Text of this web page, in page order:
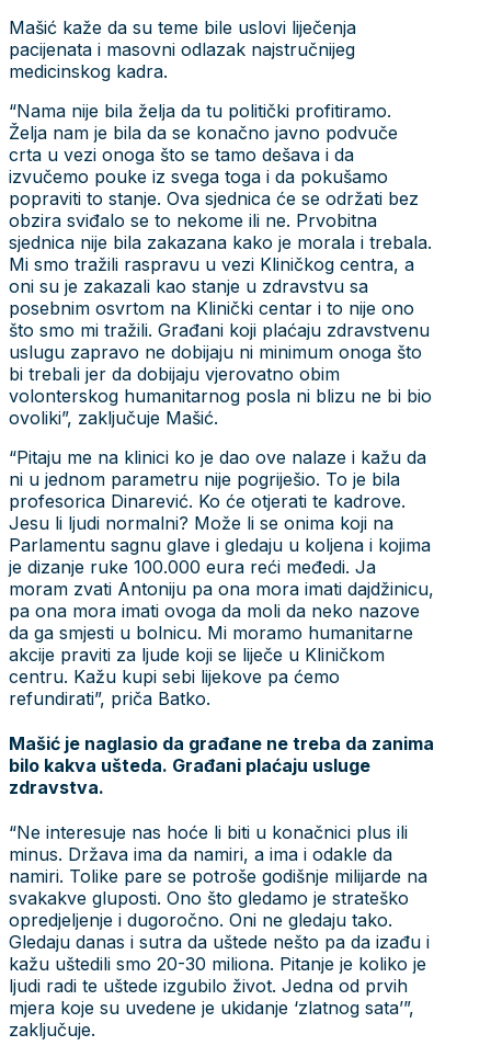
Mašić kaže da su teme bile uslovi liječenja
pacijenata i masovni odlazak najstručnijeg
medicinskog kadra.
“Nama nije bila želja da tu politički profitiramo.
Želja nam je bila da se konačno javno podvuče
crta u vezi onoga što se tamo dešava i da
izvučemo pouke iz svega toga i da pokušamo
popraviti to stanje. Ova sjednica će se održati bez
obzira sviđalo se to nekome ili ne. Prvobitna
sjednica nije bila zakazana kako je morala i trebala.
Mi smo tražili raspravu u vezi Kliničkog centra, a
oni su je zakazali kao stanje u zdravstvu sa
posebnim osvrtom na Klinički centar i to nije ono
što smo mi tražili. Građani koji plaćaju zdravstvenu
uslugu zapravo ne dobijaju ni minimum onoga što
bi trebali jer da dobijaju vjerovatno obim
volonterskog humanitarnog posla ni blizu ne bi bio
ovoliki”, zaključuje Mašić.
“Pitaju me na klinici ko je dao ove nalaze i kažu da
ni u jednom parametru nije pogriješio. To je bila
profesorica Dinarević. Ko će otjerati te kadrove.
Jesu li ljudi normalni? Može li se onima koji na
Parlamentu sagnu glave i gledaju u koljena i kojima
je dizanje ruke 100.000 eura reći međedi. Ja
moram zvati Antoniju pa ona mora imati dajdžinicu,
pa ona mora imati ovoga da moli da neko nazove
da ga smjesti u bolnicu. Mi moramo humanitarne
akcije praviti za ljude koji se liječe u Kliničkom
centru. Kažu kupi sebi lijekove pa ćemo
refundirati”, priča Batko.
Mašić je naglasio da građane ne treba da zanima
bilo kakva ušteda. Građani plaćaju usluge
zdravstva.
“Ne interesuje nas hoće li biti u konačnici plus ili
minus. Država ima da namiri, a ima i odakle da
namiri. Tolike pare se potroše godišnje milijarde na
svakakve gluposti. Ono što gledamo je strateško
opredjeljenje i dugoročno. Oni ne gledaju tako.
Gledaju danas i sutra da uštede nešto pa da izađu i
kažu uštedili smo 20-30 miliona. Pitanje je koliko je
ljudi radi te uštede izgubilo život. Jedna od prvih
mjera koje su uvedene je ukidanje ‘zlatnog sata’”,
zaključuje.